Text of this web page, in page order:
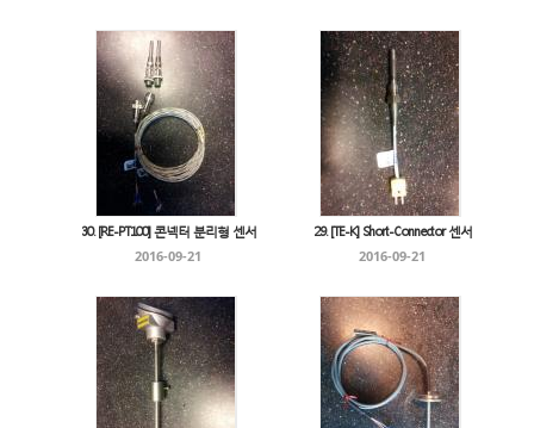
30. [RE-PT100] 콘넥터 분리형 센서
2016-09-21
29. [TE-K] Short-Connector 센서
2016-09-21